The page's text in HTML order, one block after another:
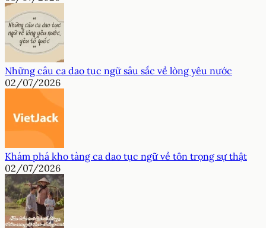
Những câu ca dao tục ngữ sâu sắc về lòng yêu nước
02/07/2026
Khám phá kho tàng ca dao tục ngữ về tôn trọng sự thật
02/07/2026